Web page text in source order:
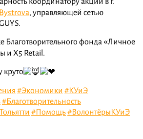
, управляющей сетью
Благотворительного фонда «Личное
и Х5 Retail.
круто
#Экономики #КУиЭ
#Благотворительность
#Помощь#ВолонтёрыКУиЭ